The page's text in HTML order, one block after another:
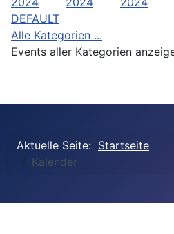
DEFAULT
Alle Kategorien ...
Events aller Kategorien
Aktuelle Seite: Startseite
Kalender